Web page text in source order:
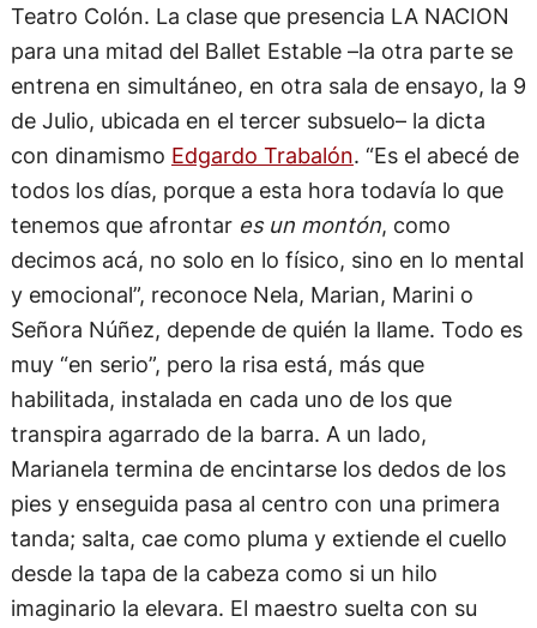
Teatro Colón. La clase que presencia LA NACION
para una mitad del Ballet Estable –la otra parte se
entrena en simultáneo, en otra sala de ensayo, la 9
de Julio, ubicada en el tercer subsuelo– la dicta
con dinamismo Edgardo Trabalón. “Es el abecé de
todos los días, porque a esta hora todavía lo que
tenemos que afrontar es un montón, como
decimos acá, no solo en lo físico, sino en lo mental
y emocional”, reconoce Nela, Marian, Marini o
Señora Núñez, depende de quién la llame. Todo es
muy “en serio”, pero la risa está, más que
habilitada, instalada en cada uno de los que
transpira agarrado de la barra. A un lado,
Marianela termina de encintarse los dedos de los
pies y enseguida pasa al centro con una primera
tanda; salta, cae como pluma y extiende el cuello
desde la tapa de la cabeza como si un hilo
imaginario la elevara. El maestro suelta con su